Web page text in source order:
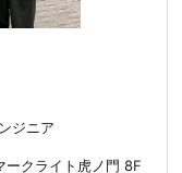
ジニア
クライト虎ノ門 8F